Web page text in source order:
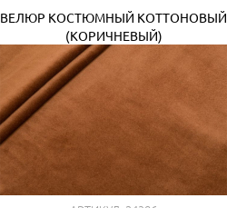
ВЕЛЮР КОСТЮМНЫЙ КОТТОНОВЫЙ
(КОРИЧНЕВЫЙ)